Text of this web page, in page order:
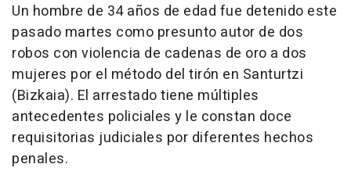
Un hombre de 34 años de edad fue detenido este
pasado martes como presunto autor de dos
robos con violencia de cadenas de oro a dos
mujeres por el método del tirón en Santurtzi
(Bizkaia). El arrestado tiene múltiples
antecedentes policiales y le constan doce
requisitorias judiciales por diferentes hechos
penales.